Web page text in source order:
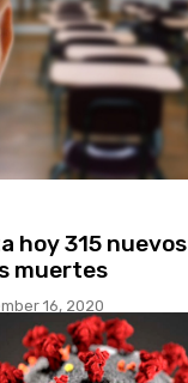
hoy 315
muertes
16, 2020